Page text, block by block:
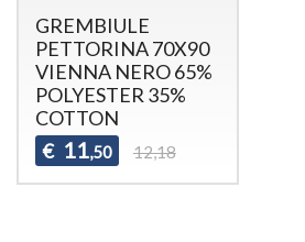
GREMBIULE
PETTORINA 70X90
VIENNA NERO 65%
POLYESTER 35%
COTTON
€ 11,50 12,18